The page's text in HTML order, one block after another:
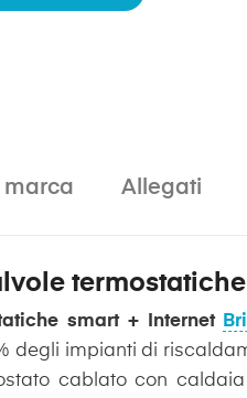
marca Allegati
smart + Internet
degli impianti di
cablato con